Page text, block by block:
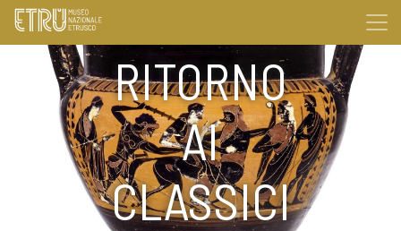
RITORNO
AI
CLASSICI